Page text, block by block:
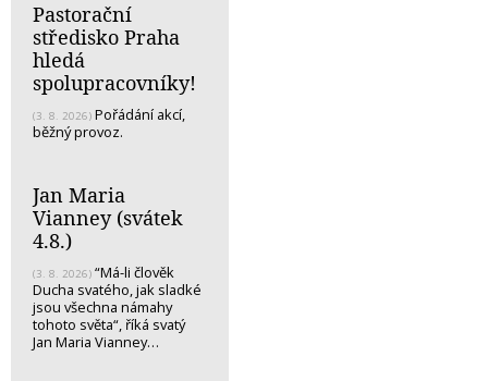
Pastorační
středisko Praha
hledá
spolupracovníky!
(3. 8. 2026) Pořádání akcí,
běžný provoz.
Jan Maria
Vianney (svátek
4.8.)
(3. 8. 2026) “Má-li člověk
Ducha svatého, jak sladké
jsou všechna námahy
tohoto světa“, říká svatý
Jan Maria Vianney…